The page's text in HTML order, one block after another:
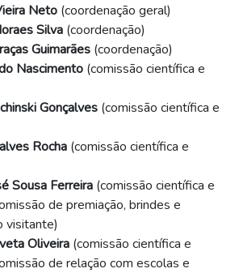
Neto (coordenação geral)
Silva (coordenação)
Guimarães (coordenação)
Nascimento (comissão científica e
Gonçalves (comissão científica e
Rocha (comissão científica e
Sousa Ferreira (comissão científica e
de premiação, brindes e
visitante)
Oliveira (comissão científica e
de relação com escolas e